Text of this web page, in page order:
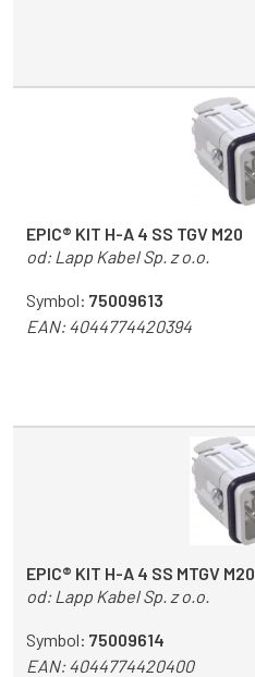
EPIC® KIT H-A 4 SS TGV M20
od: Lapp Kabel Sp. z o.o.
Symbol: 75009613
EAN:4044774420394
EPIC® KIT H-A 4 SS MTGV M20
od: Lapp Kabel Sp. z o.o.
Symbol: 75009614
EAN:4044774420400